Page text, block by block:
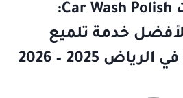
مغسلة سيارات Car Wash Polish:
خدمة تلميع
2025 – 2026